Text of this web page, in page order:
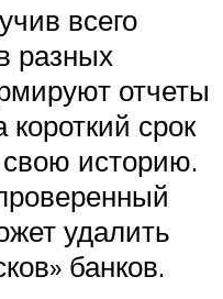
всего
разных
отчеты
срок
историю.
удалить
банков.